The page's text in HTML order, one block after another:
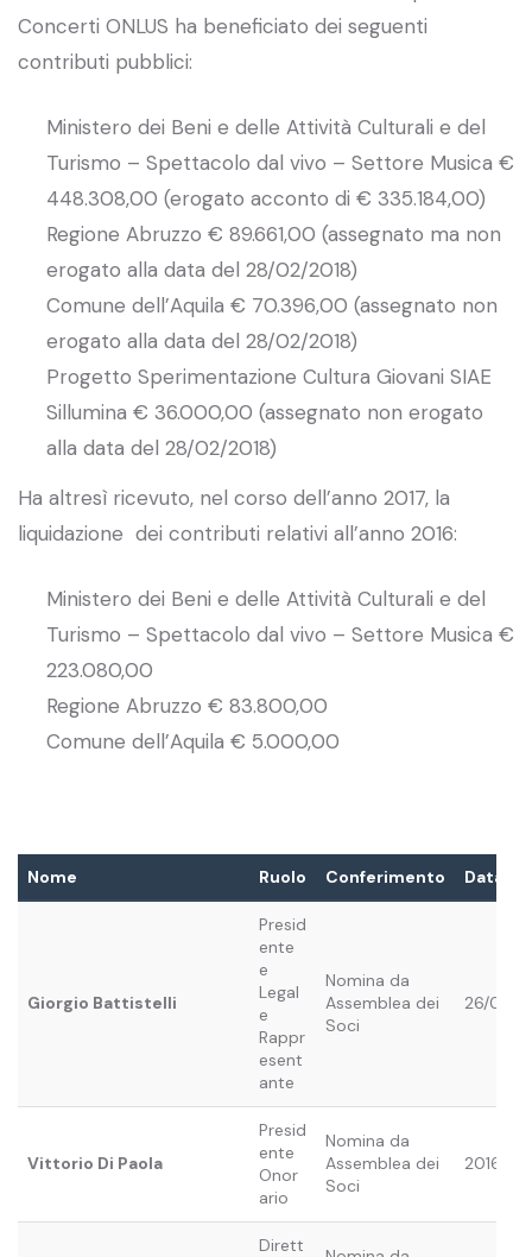
Concerti ONLUS ha beneficiato dei seguenti
contributi pubblici:
Ministero dei Beni e delle Attività Culturali e del
Turismo – Spettacolo dal vivo – Settore Musica €
448.308,00 (erogato acconto di € 335.184,00)
Regione Abruzzo € 89.661,00 (assegnato ma non
erogato alla data del 28/02/2018)
Comune dell’Aquila € 70.396,00 (assegnato non
erogato alla data del 28/02/2018)
Progetto Sperimentazione Cultura Giovani SIAE
Sillumina € 36.000,00 (assegnato non erogato
alla data del 28/02/2018)
Ha altresì ricevuto, nel corso dell’anno 2017, la
liquidazione dei contributi relativi all’anno 2016:
Ministero dei Beni e delle Attività Culturali e del
Turismo – Spettacolo dal vivo – Settore Musica €
223.080,00
Regione Abruzzo € 83.800,00
Comune dell’Aquila € 5.000,00
Nome Ruolo Conferimento Data
Giorgio Battistelli
Presid
ente
e
Legal
e
Rappr
esent
ante
Nomina da
Assemblea dei
Soci
26/04/
Vittorio Di Paola
Presid
ente
Onor
ario
Nomina da
Assemblea dei
Soci
2016
Dirett